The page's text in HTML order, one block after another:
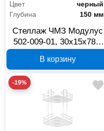
Цвет
черный
Глубина
150 мм
Стеллаж ЧМЗ Модулус
502-009-01, 30x15x78,5
В корзину
-19%